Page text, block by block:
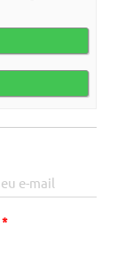
*